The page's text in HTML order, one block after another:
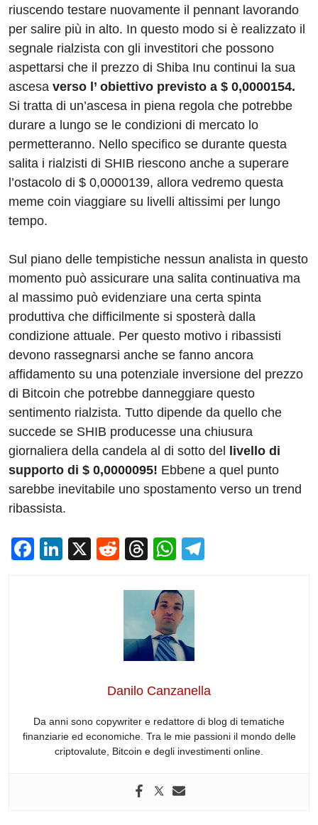
riuscendo testare nuovamente il pennant lavorando
per salire più in alto. In questo modo si è realizzato il
segnale rialzista con gli investitori che possono
aspettarsi che il prezzo di Shiba Inu continui la sua
ascesa verso l’ obiettivo previsto a $ 0,0000154.
Si tratta di un’ascesa in piena regola che potrebbe
durare a lungo se le condizioni di mercato lo
permetteranno. Nello specifico se durante questa
salita i rialzisti di SHIB riescono anche a superare
l’ostacolo di $ 0,0000139, allora vedremo questa
meme coin viaggiare su livelli altissimi per lungo
tempo.
Sul piano delle tempistiche nessun analista in questo
momento può assicurare una salita continuativa ma
al massimo può evidenziare una certa spinta
produttiva che difficilmente si sposterà dalla
condizione attuale. Per questo motivo i ribassisti
devono rassegnarsi anche se fanno ancora
affidamento su una potenziale inversione del prezzo
di Bitcoin che potrebbe danneggiare questo
sentimento rialzista. Tutto dipende da quello che
succede se SHIB producesse una chiusura
giornaliera della candela al di sotto del livello di
supporto di $ 0,0000095! Ebbene a quel punto
sarebbe inevitabile uno spostamento verso un trend
ribassista.
F
Li
X
R
d
di
t
T
e
a
d
s
W
at
s
A
p
p
Danilo Canzanella
Da anni sono copywriter e redattore di blog di tematiche
finanziarie ed economiche. Tra le mie passioni il mondo delle
criptovalute, Bitcoin e degli investimenti online.